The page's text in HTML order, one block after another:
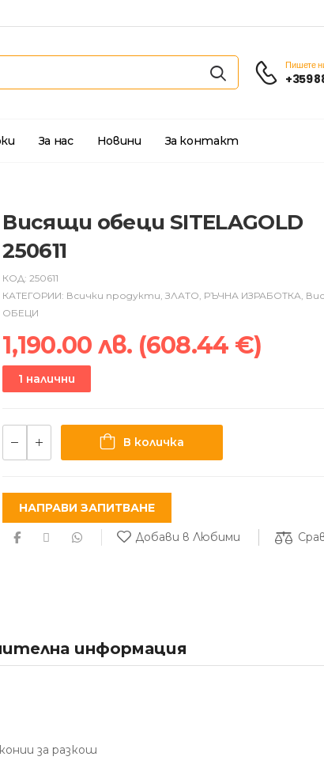
Пишете
+359
За нас Новини За контакт
Висящи обеци SITELAGOLD
250611
КОД:250611
КАТЕГОРИИ: Всички продукти,ЗЛАТО, РЪЧНА ИЗРАБОТКА,
ОБЕЦИ
1,190.00 лв. (608.44 €)
1 налични
В количка
НАПРАВИ ЗАПИТВАНЕ
Добави в Любими
информация
за разкош